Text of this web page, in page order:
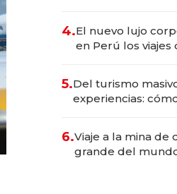
4.El nuevo lujo
en Perú los viajes
transformadoras
5.Del turismo
experiencias:
6.Viaje a la mina de
grande del